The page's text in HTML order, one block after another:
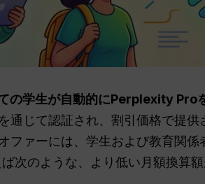
の学生が自動的にPerplexity Pro
通じて認証され、割引価格で提
ファーには、学生および教育関
次のような、より低い月額換算